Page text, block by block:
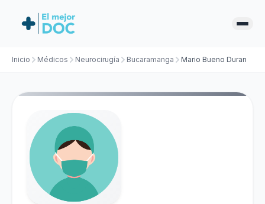
Inicio Médicos Neurocirugía Bucaramanga Mario Bueno Duran